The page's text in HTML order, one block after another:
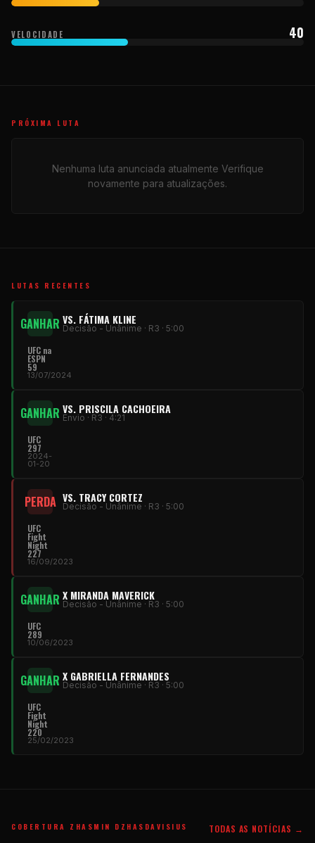
VELOCIDADE 40
PRÓXIMA LUTA
Nenhuma luta anunciada atualmente Verifique
novamente para atualizações.
LUTAS RECENTES
GANHAR VS. FÁTIMA KLINE
Decisão - Unânime · R3 · 5:00
UFC na
ESPN
59
13/07/2024
GANHAR VS. PRISCILA CACHOEIRA
Envio · R3 · 4:21
UFC
297
2024-
01-20
PERDA VS. TRACY CORTEZ
Decisão - Unânime · R3 · 5:00
UFC
Fight
Night
227
16/09/2023
GANHAR X MIRANDA MAVERICK
Decisão - Unânime · R3 · 5:00
UFC
289
10/06/2023
GANHAR X GABRIELLA FERNANDES
Decisão - Unânime · R3 · 5:00
UFC
Fight
Night
220
25/02/2023
COBERTURA ZHASMIN DZHASDAVISIUS TODAS AS NOTÍCIAS →